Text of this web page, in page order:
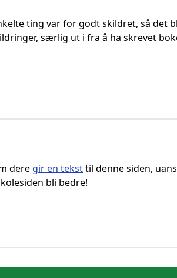
ting var for godt skildret, så det
særlig ut i fra å ha skrevet
dere gir en teksttil denne siden,
bli bedre!